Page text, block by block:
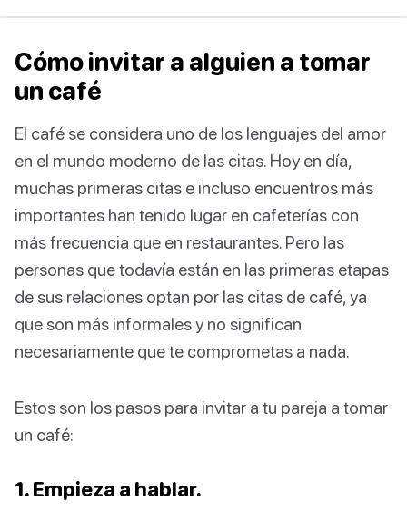
Cómo invitar a alguien a tomar
un café
El café se considera uno de los lenguajes del amor
en el mundo moderno de las citas. Hoy en día,
muchas primeras citas e incluso encuentros más
importantes han tenido lugar en cafeterías con
más frecuencia que en restaurantes. Pero las
personas que todavía están en las primeras etapas
de sus relaciones optan por las citas de café, ya
que son más informales y no significan
necesariamente que te comprometas a nada.
Estos son los pasos para invitar a tu pareja a tomar
un café:
1. Empieza a hablar.